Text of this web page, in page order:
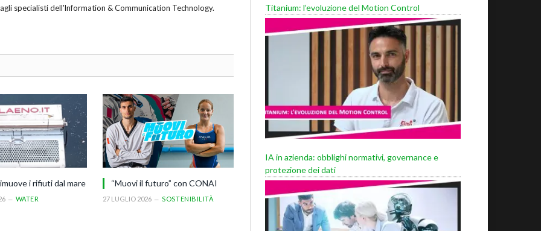
specialisti dell'lnformation & Communication Technology.
i rifiuti dal mare
WATER
“Muovi il futuro” con CONAI
27 LUGLIO 2026 SOSTENIBILITÀ
Titanium: l’evoluzione del Motion Control
IA in azienda: obblighi normativi, governance e
protezione dei dati